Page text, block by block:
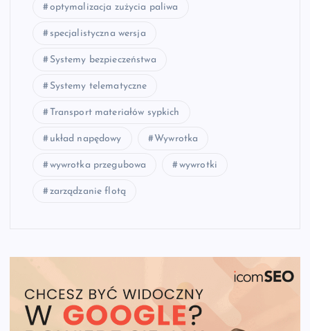
optymalizacja zużycia paliwa
specjalistyczna wersja
Systemy bezpieczeństwa
Systemy telematyczne
Transport materiałów sypkich
układ napędowy Wywrotka
wywrotka przegubowa wywrotki
zarządzanie flotą